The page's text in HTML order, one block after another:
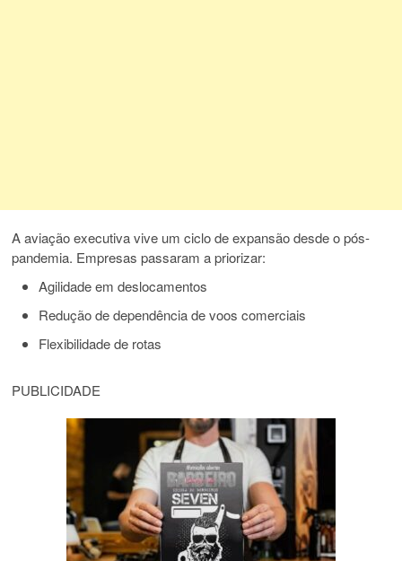
A aviação executiva vive um ciclo de expansão desde o pós-
pandemia. Empresas passaram a priorizar:
Agilidade em deslocamentos
Redução de dependência de voos comerciais
Flexibilidade de rotas
PUBLICIDADE